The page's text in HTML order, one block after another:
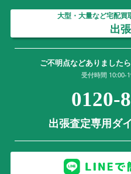
大型・大量など宅配買
出
ご不明点などありました
受付時間 10:00-
0120-
出張査定専用ダ